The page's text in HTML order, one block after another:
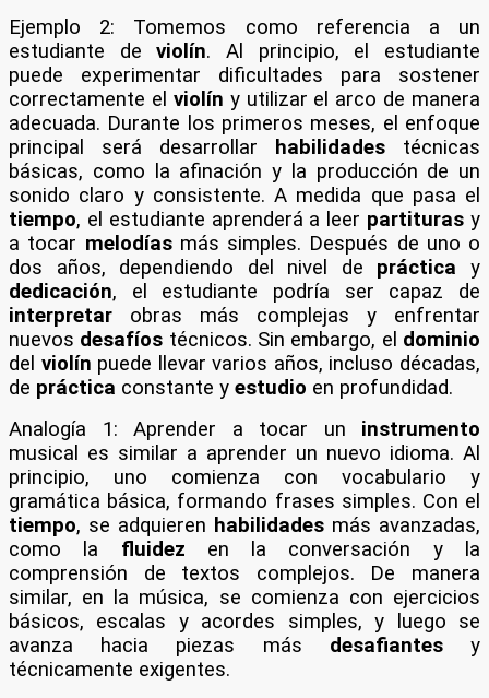
Ejemplo 2: Tomemos como referencia a un
estudiante deviolín. Al principio, el estudiante
puede experimentar dificultades para sostener
correctamente el violín y utilizar el arco de manera
adecuada. Durante los primeros meses, el enfoque
principal será desarrollar
habilidades técnicas
básicas, como la afinación y la producción de un
sonido claro y consistente. A medida que pasa el
tiempo, el estudiante aprenderá a leer partituras y
a tocar melodíasmás simples. Después de uno o
dos años, dependiendo del nivel de práctica y
dedicación, el estudiante podría ser capaz de
interpretar obras más complejas y enfrentar
nuevos desafíos técnicos. Sin embargo, el dominio
del violín puede llevar varios años, incluso décadas,
de práctica constante y estudio en profundidad.
Analogía 1: Aprender a tocar un instrumento
musical es similar a aprender un nuevo idioma. Al
principio, uno comienza con vocabulario y
gramática básica, formando frases simples. Con el
tiempo, se adquieren habilidades más avanzadas,
como la fluidez en la conversación y la
comprensión de textos complejos. De manera
similar, en la música, se comienza con ejercicios
básicos, escalas y acordes simples, y luego se
avanza hacia piezas más desafiantesy
técnicamente exigentes.